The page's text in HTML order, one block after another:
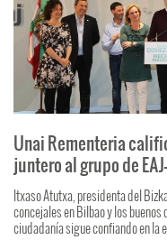
Unai Rementeria
juntero al grupo de
Itxaso Atutxa, presidenta del
concejales en Bilbao y los
ciudadanía sigue confiando en